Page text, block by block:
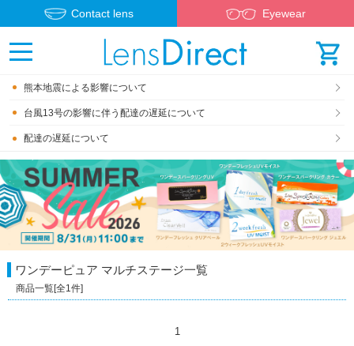
Contact lens Eyewear
熊本地震による影響について
台風13号の影響に伴う配達の遅延について
配達の遅延について
ワンデーピュア マルチステージ一覧
商品一覧[全1 件]
1